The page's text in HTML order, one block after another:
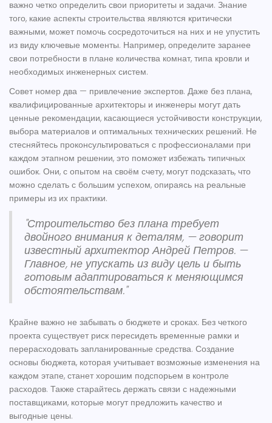
важно четко определить свои приоритеты и задачи. Знание
того, какие аспекты строительства являются критически
важными, может помочь сосредоточиться на них и не упустить
из виду ключевые моменты. Например, определите заранее
свои потребности в плане количества комнат, типа кровли и
необходимых инженерных систем.
Совет номер два — привлечение экспертов. Даже без плана,
квалифицированные архитекторы и инженеры могут дать
ценные рекомендации, касающиеся устойчивости конструкции,
выбора материалов и оптимальных технических решений. Не
стесняйтесь проконсультироваться с профессионалами при
каждом этапном решении, это поможет избежать типичных
ошибок. Они, с опытом на своём счету, могут подсказать, что
можно сделать с большим успехом, опираясь на реальные
примеры из их практики.
"Строительство без плана требует
двойного внимания к деталям, — говорит
известный архитектор Андрей Петров. —
Главное, не упускать из виду цель и быть
готовым адаптироваться к меняющимся
обстоятельствам."
Крайне важно не забывать о бюджете и сроках. Без четкого
проекта существует риск пересидеть временные рамки и
перерасходовать запланированные средства. Создание
основы бюджета, которая учитывает возможные изменения на
каждом этапе, станет хорошим подспорьем в контроле
расходов. Также старайтесь держать связи с надежными
поставщиками, которые могут предложить качество и
выгодные цены.